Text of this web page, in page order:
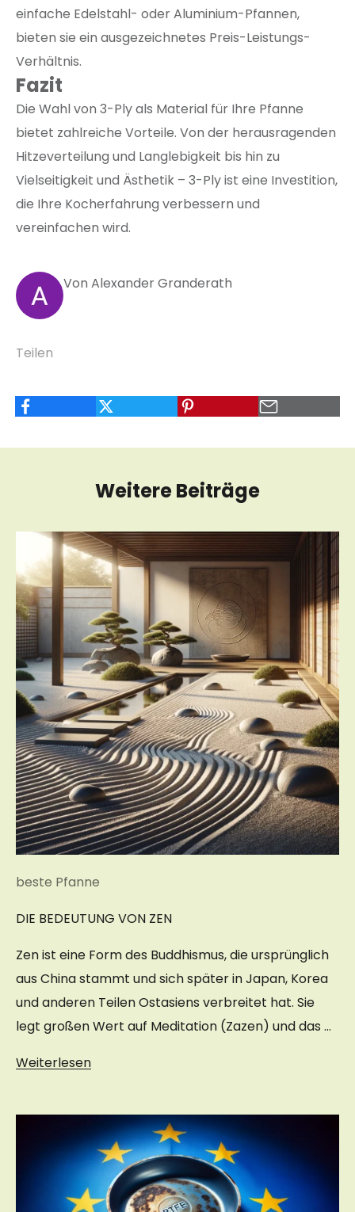
einfache Edelstahl- oder Aluminium-Pfannen,
bieten sie ein ausgezeichnetes Preis-Leistungs-
Verhältnis.
Fazit
Die Wahl von 3-Ply als Material für Ihre Pfanne
bietet zahlreiche Vorteile. Von der herausragenden
Hitzeverteilung und Langlebigkeit bis hin zu
Vielseitigkeit und Ästhetik – 3-Ply ist eine Investition,
die Ihre Kocherfahrung verbessern und
vereinfachen wird.
Von Alexander Granderath
Teilen
Weitere Beiträge
beste Pfanne
DIE BEDEUTUNG VON ZEN
Zen ist eine Form des Buddhismus, die ursprünglich
aus China stammt und sich später in Japan, Korea
und anderen Teilen Ostasiens verbreitet hat. Sie
legt großen Wert auf Meditation (Zazen) und das ...
Weiterlesen